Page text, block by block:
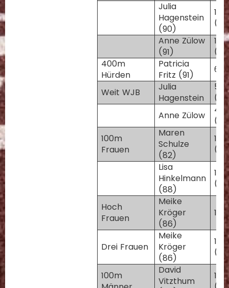
Julia
Hagenstein
(90)
Anne Zülow
(91)
400m
Hürden
Patricia
Fritz (91)
Weit WJB
Julia
Hagenstein
5,14
(-
Anne Zülow
(-
100m
Frauen
Maren
Schulze
(82)
Lisa
Hinkelmann
(88)
Hoch
Frauen
Meike
Kröger
(86)
Drei Frauen
Meike
Kröger
(86)
(-
100m
David
Vitzthum